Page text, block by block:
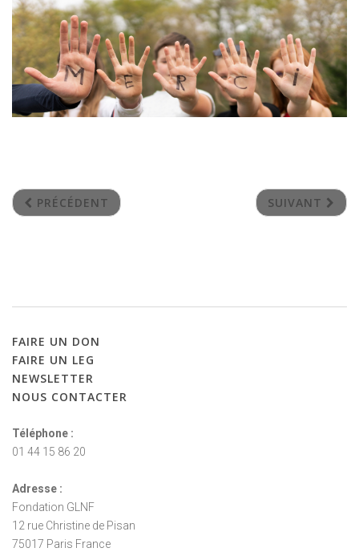
PRÉCÉDENT SUIVANT
FAIRE UN DON
FAIRE UN LEG
NEWSLETTER
NOUS CONTACTER
Téléphone :
01 44 15 86 20
Adresse :
Fondation GLNF
12 rue Christine de Pisan
75017 Paris France